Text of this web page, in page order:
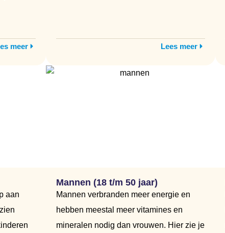
meer Lees meer
aan
Mannen (18 t/m 50 jaar)
Mannen verbranden meer energie en
hebben meestal meer vitamines en
mineralen nodig dan vrouwen. Hier zie je